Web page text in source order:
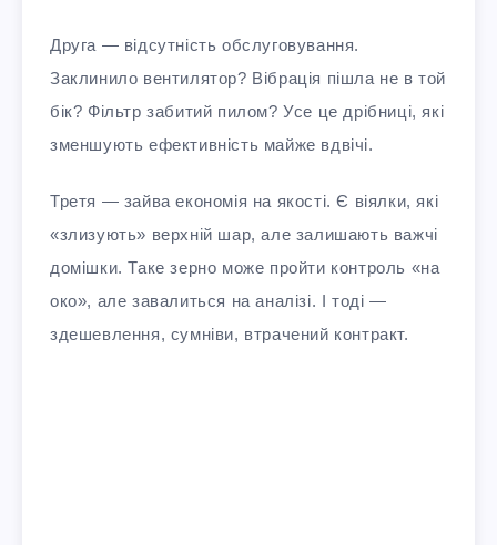
Друга — відсутність обслуговування.
Заклинило вентилятор? Вібрація пішла не в той
бік? Фільтр забитий пилом? Усе це дрібниці, які
зменшують ефективність майже вдвічі.
Третя — зайва економія на якості. Є віялки, які
«злизують» верхній шар, але залишають важчі
домішки. Таке зерно може пройти контроль «на
око», але завалиться на аналізі. І тоді —
здешевлення, сумніви, втрачений контракт.